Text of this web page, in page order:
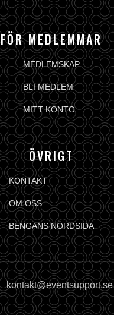
FÖR MEDLEMMAR
MEDLEMSKAP
BLI MEDLEM
MITT KONTO
ÖVRIGT
KONTAKT
OM OSS
BENGANS NÖRDSIDA
kontakt@eventsupport.se